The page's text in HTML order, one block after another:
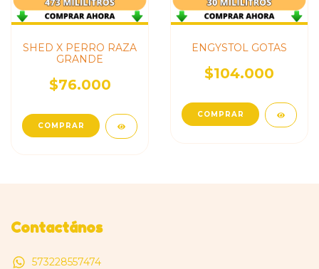
SHED X PERRO RAZA
GRANDE
$76.000
ENGYSTOL GOTAS
$104.000
Contactános
573228557474